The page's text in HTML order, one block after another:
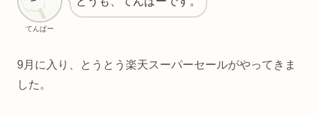
てんぱー
9月に入り、とうとう楽天スーパーセールがやってきま
した。